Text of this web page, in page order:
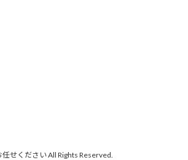
せください All Rights Reserved.